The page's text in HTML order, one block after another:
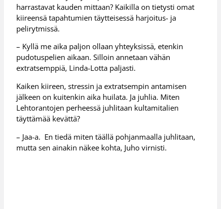
harrastavat kauden mittaan? Kaikilla on tietysti omat
kiireensä tapahtumien täytteisessä harjoitus- ja
pelirytmissä.
– Kyllä me aika paljon ollaan yhteyksissä, etenkin
pudotuspelien aikaan. Silloin annetaan vähän
extratsemppiä, Linda-Lotta paljasti.
Kaiken kiireen, stressin ja extratsempin antamisen
jälkeen on kuitenkin aika huilata. Ja juhlia. Miten
Lehtorantojen perheessä juhlitaan kultamitalien
täyttämää kevättä?
– Jaa-a. En tiedä miten täällä pohjanmaalla juhlitaan,
mutta sen ainakin näkee kohta, Juho virnisti.